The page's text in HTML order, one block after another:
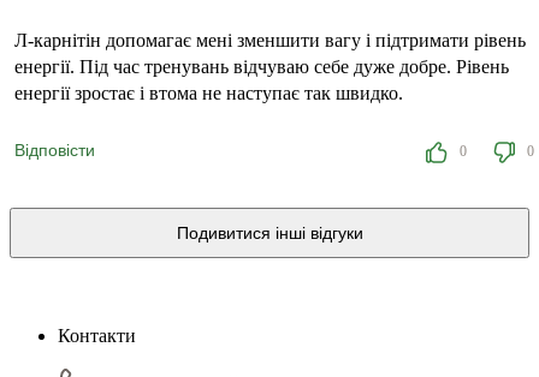
Л-карнітін допомагає мені зменшити вагу і підтримати рівень
енергії. Під час тренувань відчуваю себе дуже добре. Рівень
енергії зростає і втома не наступає так швидко.
Відповісти 0 0
Подивитися інші відгуки
Контакти